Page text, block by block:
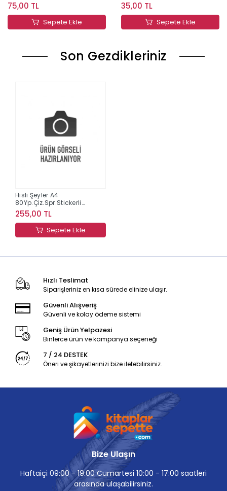
75,00 TL
Sepete Ekle
35,00 TL
Sepete Ekle
Son Gezdikleriniz
Hisli Şeyler A4
80Yp.Çiz.Spr.Stickerli
Defter - Hallederiz
255,00 TL
Sepete Ekle
Hızlı Teslimat
Siparişleriniz en kısa sürede elinize ulaşır.
Güvenli Alışveriş
Güvenli ve kolay ödeme sistemi
Geniş Ürün Yelpazesi
Binlerce ürün ve kampanya seçeneği
7 / 24 DESTEK
Öneri ve şikayetlerinizi bize iletebilirsiniz.
Bize Ulaşın
Haftaiçi 09:00 - 19:00 Cumartesi 10:00 - 17:00 saatleri
arasında ulaşabilirsiniz.